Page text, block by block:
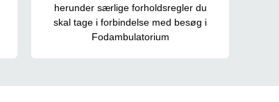
herunder særlige forholdsregler du
skal tage i forbindelse med besøg i
Fodambulatorium